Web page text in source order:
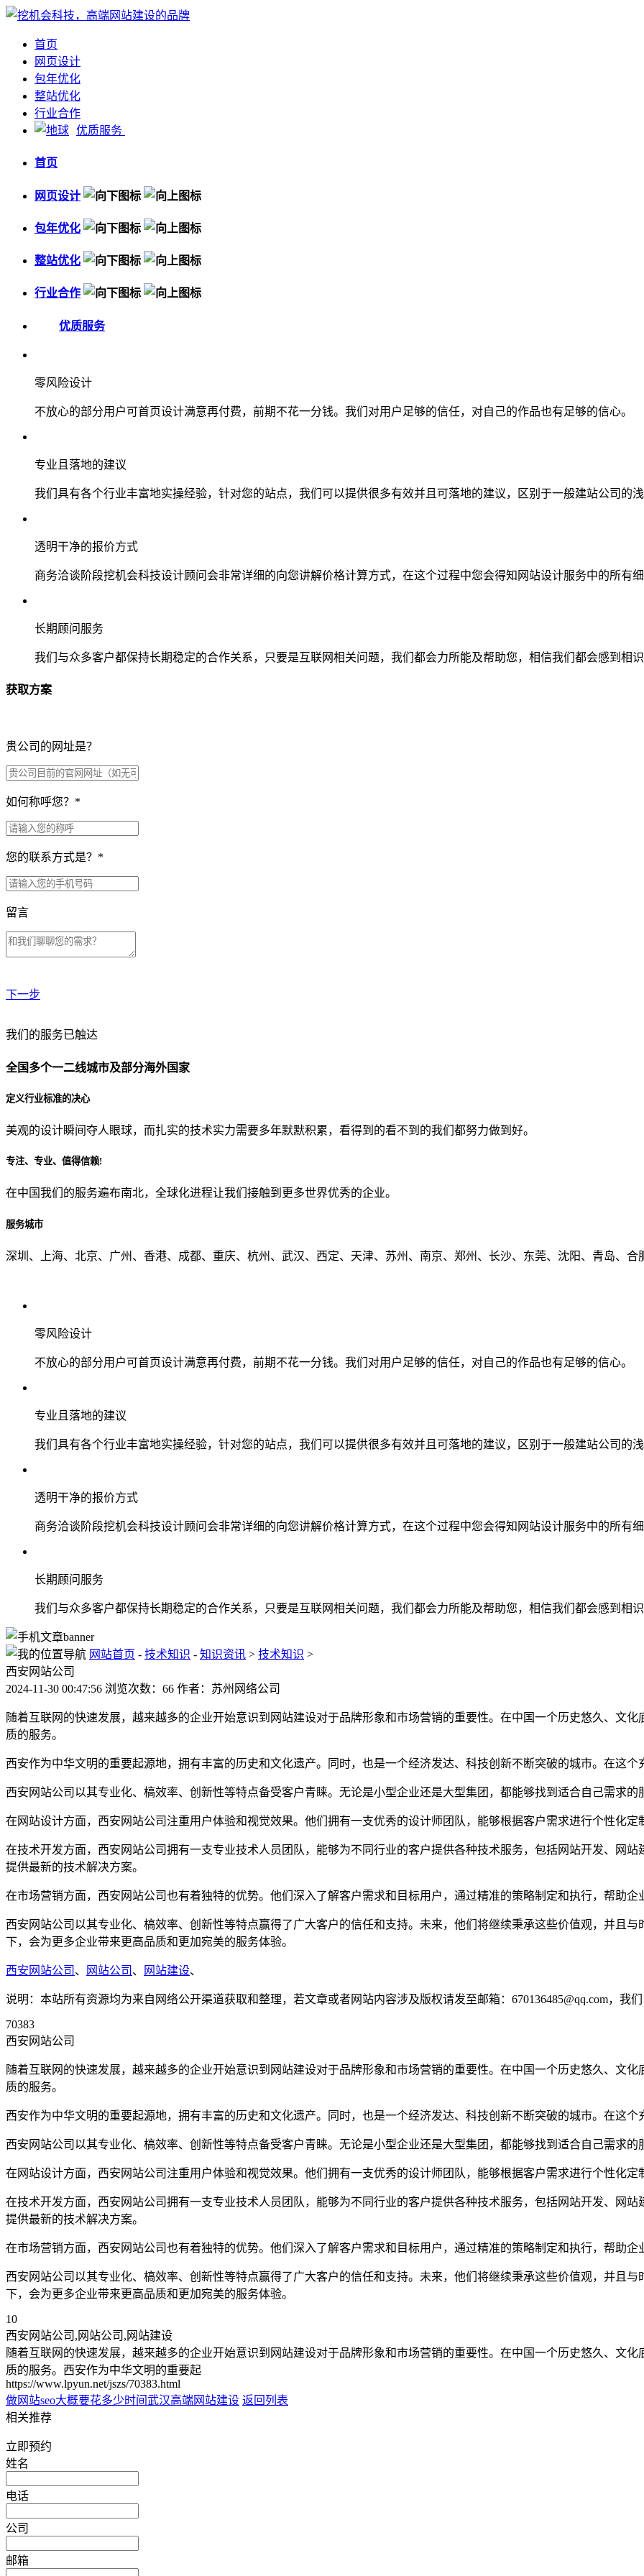
首页
网页设计
包年优化
整站优化
行业合作
优质服务
首页
网页设计
包年优化
整站优化
行业合作
优质服务
零风险设计
不放心的部分用户可首页设计满意再付费，前期不花一分钱。我们对用户足够的信任，对自己的作品也有足够的信心。
专业且落地的建议
我们具有各个行业丰富地实操经验，针对您的站点，我们可以提供很多有效并且可落地的建议，区别于一般建站公司的
透明干净的报价方式
商务洽谈阶段挖机会科技设计顾问会非常详细的向您讲解价格计算方式，在这个过程中您会得知网站设计服务中的所有
长期顾问服务
我们与众多客户都保持长期稳定的合作关系，只要是互联网相关问题，我们都会力所能及帮助您，相信我们都会感到相
获取方案
贵公司的网址是？
如何称呼您？ *
您的联系方式是？ *
留言
下一步
贵公司预算范围是？
贵公司的团队规模是？
从哪里了解到我们？
我们的服务已触达
全国多个一二线城市及部分海外国家
定义行业标准的决心
美观的设计瞬间夺人眼球，而扎实的技术实力需要多年默默积累，看得到的看不到的我们都努力做到好。
专注、专业、值得信赖!
在中国我们的服务遍布南北，全球化进程让我们接触到更多世界优秀的企业。
服务城市
深圳、上海、北京、广州、香港、成都、重庆、杭州、武汉、西定、天津、苏州、南京、郑州、长沙、东莞、沈阳、青岛、合
零风险设计
不放心的部分用户可首页设计满意再付费，前期不花一分钱。我们对用户足够的信任，对自己的作品也有足够的信心。
专业且落地的建议
我们具有各个行业丰富地实操经验，针对您的站点，我们可以提供很多有效并且可落地的建议，区别于一般建站公司的
透明干净的报价方式
商务洽谈阶段挖机会科技设计顾问会非常详细的向您讲解价格计算方式，在这个过程中您会得知网站设计服务中的所有
长期顾问服务
我们与众多客户都保持长期稳定的合作关系，只要是互联网相关问题，我们都会力所能及帮助您，相信我们都会感到相
网站首页 - 技术知识 - 知识资讯 > 技术知识 >
西安网站公司
2024-11-30 00:47:56 浏览次数：66 作者：苏州网络公司
随着互联网的快速发展，越来越多的企业开始意识到网站建设对于品牌形象和市场营销的重要性。在中国一个历史悠久、文
质的服务。
西安作为中华文明的重要起源地，拥有丰富的历史和文化遗产。同时，也是一个经济发达、科技创新不断突破的城市。在这
西安网站公司以其专业化、槁效率、创新性等特点备受客户青睐。无论是小型企业还是大型集团，都能够找到适合自己需求的
在网站设计方面，西安网站公司注重用户体验和视觉效果。他们拥有一支优秀的设计师团队，能够根据客户需求进行个性化
在技术开发方面，西安网站公司拥有一支专业技术人员团队，能够为不同行业的客户提供各种技术服务，包括网站开发、网
提供最新的技术解决方案。
在市场营销方面，西安网站公司也有着独特的优势。他们深入了解客户需求和目标用户，通过精准的策略制定和执行，帮助
西安网站公司以其专业化、槁效率、创新性等特点赢得了广大客户的信任和支持。未来，他们将继续秉承这些价值观，并且
下，会为更多企业带来更高品质和更加宛美的服务体验。
西安网站公司 、 网站公司 、 网站建设、
说明：本站所有资源均为来自网络公开渠道获取和整理，若文章或者网站内容涉及版权请发至邮箱：670136485@qq.com，我
70383
西安网站公司
随着互联网的快速发展，越来越多的企业开始意识到网站建设对于品牌形象和市场营销的重要性。在中国一个历史悠久、文
质的服务。
西安作为中华文明的重要起源地，拥有丰富的历史和文化遗产。同时，也是一个经济发达、科技创新不断突破的城市。在这
西安网站公司以其专业化、槁效率、创新性等特点备受客户青睐。无论是小型企业还是大型集团，都能够找到适合自己需求的
在网站设计方面，西安网站公司注重用户体验和视觉效果。他们拥有一支优秀的设计师团队，能够根据客户需求进行个性化
在技术开发方面，西安网站公司拥有一支专业技术人员团队，能够为不同行业的客户提供各种技术服务，包括网站开发、网
提供最新的技术解决方案。
在市场营销方面，西安网站公司也有着独特的优势。他们深入了解客户需求和目标用户，通过精准的策略制定和执行，帮助
西安网站公司以其专业化、槁效率、创新性等特点赢得了广大客户的信任和支持。未来，他们将继续秉承这些价值观，并且
下，会为更多企业带来更高品质和更加宛美的服务体验。
10
西安网站公司,网站公司,网站建设
随着互联网的快速发展，越来越多的企业开始意识到网站建设对于品牌形象和市场营销的重要性。在中国一个历史悠久、文
质的服务。西安作为中华文明的重要起
https://www.lpyun.net/jszs/70383.html
做网站seo大概要花多少时间武汉高端网站建设 返回列表
相关推荐
立即预约
姓名
电话
公司
邮箱